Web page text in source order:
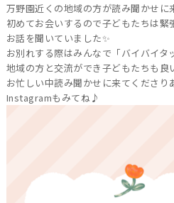
万野園近くの地域の方が読み聞かせ
初めてお会いするので子どもたちは
お話を聞いていました✨
お別れする際はみんなで「バイバイ
地域の方と交流ができ子どもたちも良
お忙しい中読み聞かせに来てくださ
Instagramもみてね♪